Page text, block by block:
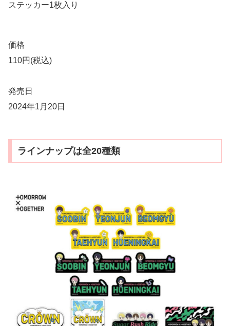
ステッカー1枚入り
価格
110円(税込)
発売日
2024年1月20日
ラインナップは全20種類